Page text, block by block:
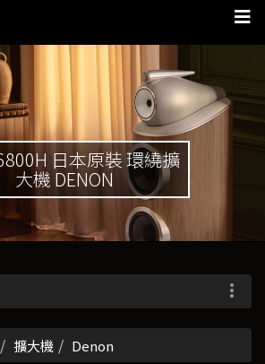
日本原裝 環繞擴
大機 DENON
擴大機 Denon